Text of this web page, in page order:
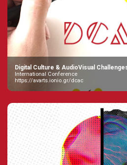
Digital Culture & AudioVisual
International Conference
https://avarts.ionio.gr/dcac